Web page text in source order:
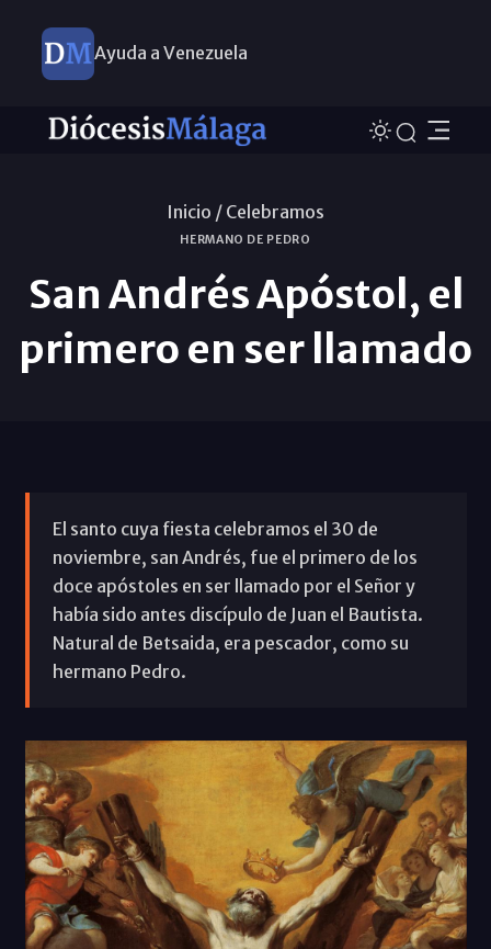
Ayuda a Venezuela
Inicio / Celebramos
HERMANO DE PEDRO
San Andrés Apóstol, el
primero en ser llamado
El santo cuya fiesta celebramos el 30 de
noviembre, san Andrés, fue el primero de los
doce apóstoles en ser llamado por el Señor y
había sido antes discípulo de Juan el Bautista.
Natural de Betsaida, era pescador, como su
hermano Pedro.